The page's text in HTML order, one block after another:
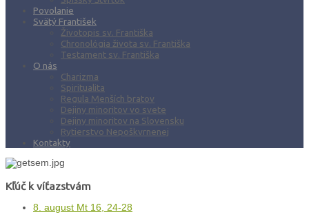
Povolanie
Svätý František
Životopis sv. Františka
Chronológia života sv. Františka
Testament sv. Františka
O nás
Charizma
Spiritualita
Regula Menších bratov
Dejiny minoritov vo svete
Dejiny minoritov na Slovensku
Rytierstvo Nepoškvrnenej
Kontakty
Kľúč k víťazstvám
8. august Mt 16, 24-28